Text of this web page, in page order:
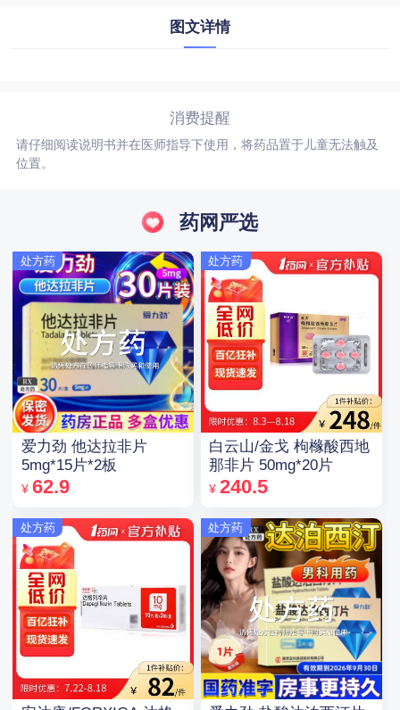
图文详情
消费提醒
请仔细阅读说明书并在医师指导下使用，将药品置于儿童无法触及
位置。
药网严选
处方药
爱力劲 他达拉非片
5mg*15片*2板
¥ 62.9
处方药
处方药
白云山/金戈 枸橼酸西地
那非片 50mg*20片
¥ 240.5
处方药